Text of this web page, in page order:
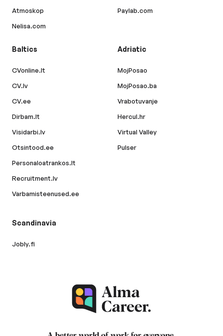
Atmoskop
Nelisa.com
Paylab.com
Baltics
CVonline.lt
CV.lv
CV.ee
Dirbam.lt
Visidarbi.lv
Otsintood.ee
Personaloatrankos.lt
Recruitment.lv
Varbamisteenused.ee
Adriatic
MojPosao
MojPosao.ba
Vrabotuvanje
Hercul.hr
Virtual Valley
Pulser
Scandinavia
Jobly.fi